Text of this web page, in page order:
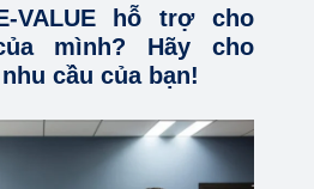
VALUE hỗ trợ cho
mình? Hãy cho
cầu của bạn!